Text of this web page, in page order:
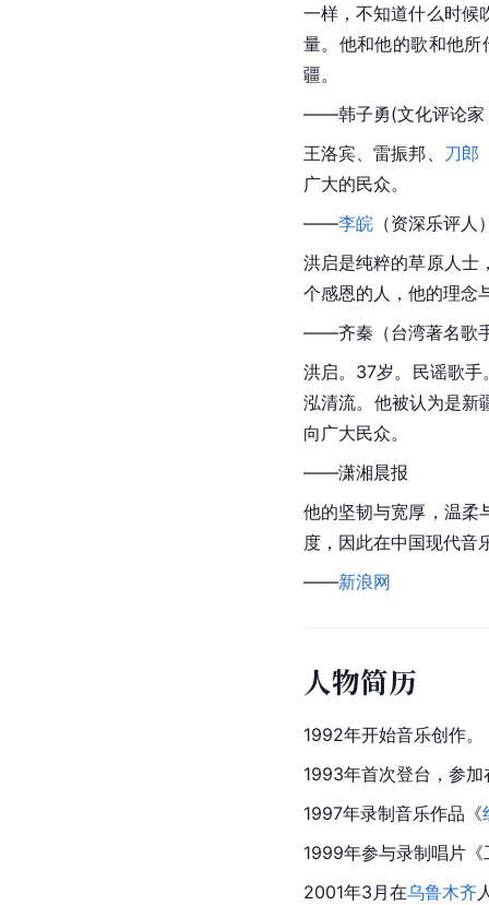
一样，不知道什么时候
量。他和他的歌和他
疆。
——韩子勇(文化评论家
王洛宾 、雷振邦 刀郎
广大的民众。
——李皖 （资深乐评人
洪启是纯粹的草原人士
个感恩的人，他的理念
——齐秦 （台湾著名歌
洪启。37岁。民谣歌
泓清流。他被认为是新
向广大民众。
——潇湘晨报
他的坚韧与宽厚，温柔
度，因此在中国现代音
——新浪网
人物简历
1992年开始音乐创作。
1993年首次登台，参
1997年录制音乐作品《
1999年参与录制唱片
2001年3月在乌鲁木齐